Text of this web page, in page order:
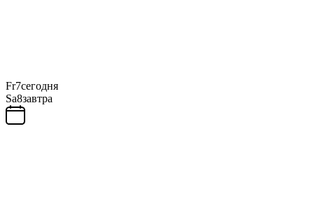
Fr7сегодня
Sa8завтра